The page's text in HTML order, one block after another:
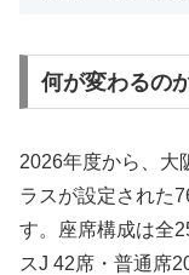
何が変わるの
2026年度から、大
ラスが設定された
す。座席構成は全
スJ 42席・普通席